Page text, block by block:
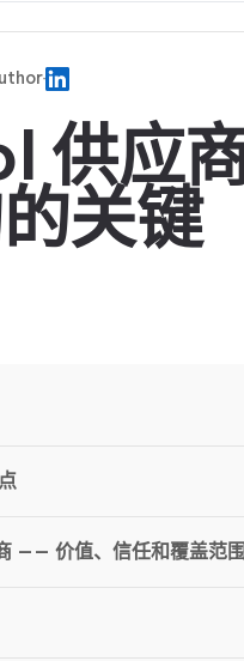
供应
关键
—— 价值、信任和覆盖范围